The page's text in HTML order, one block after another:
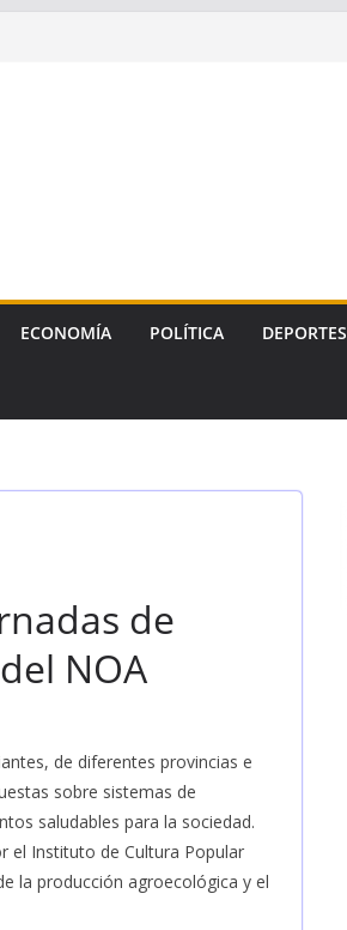
ECONOMÍA POLÍTICA DEPORTES
de
NOA
de diferentes provincias e
sobre sistemas de
saludables para la sociedad.
el Instituto de Cultura Popular
la producción agroecológica y el